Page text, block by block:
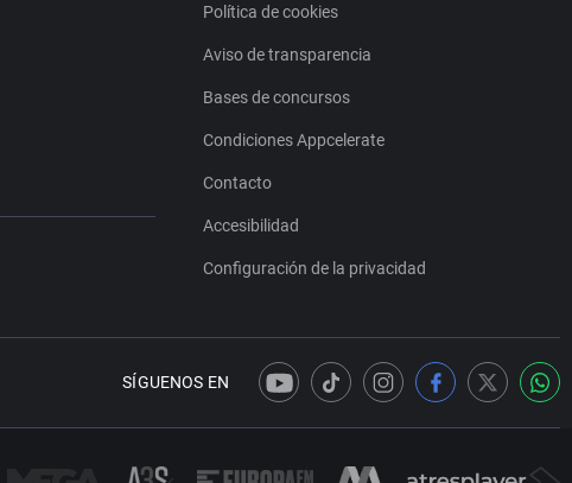
Política de cookies
Aviso de transparencia
Bases de concursos
Condiciones Appcelerate
Contacto
Accesibilidad
Configuración de la privacidad
SÍGUENOS EN